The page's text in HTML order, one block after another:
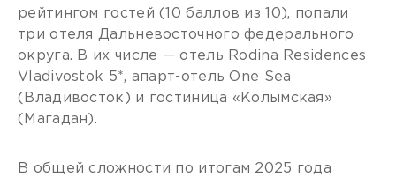
рейтингом гостей (10 баллов из 10), попали
три отеля Дальневосточного федерального
округа. В их числе — отель Rodina Residences
Vladivostok 5*, апарт-отель One Sea
(Владивосток) и гостиница «Колымская»
(Магадан).
В общей сложности по итогам 2025 года